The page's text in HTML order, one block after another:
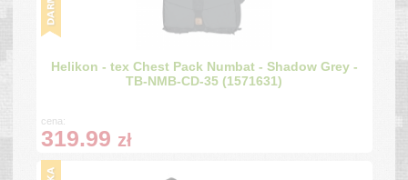
Helikon - tex Chest Pack Numbat - Shadow Grey -
TB-NMB-CD-35 (1571631)
cena:
319.99 zł